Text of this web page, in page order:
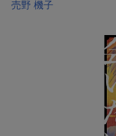
売野 機子